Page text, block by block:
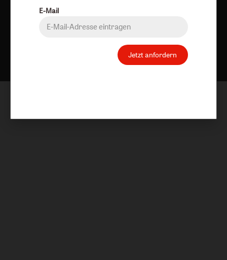
Nach oben
E-Mail
Jetzt anfordern